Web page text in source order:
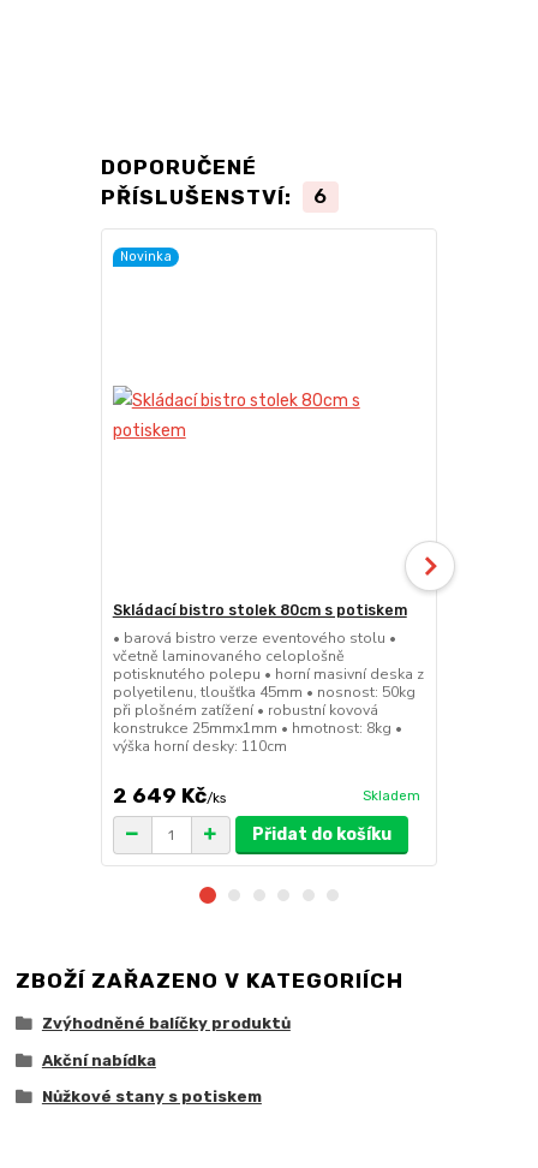
DOPORUČENÉ
PŘÍSLUŠENSTVÍ:
6
Novinka
Skládací bistro stolek 80cm s potiskem
• barová bistro verze eventového stolu •
včetně laminovaného celoplošně
potisknutého polepu • horní masivní deska z
polyetilenu, tloušťka 45mm • nosnost: 50kg
při plošném zatížení • robustní kovová
konstrukce 25mmx1mm • hmotnost: 8kg •
výška horní desky: 110cm
2 649 Kč/ks Skladem
Přidat do košíku
ZBOŽÍ ZAŘAZENO V KATEGORIÍCH
Zvýhodněné balíčky produktů
Akční nabídka
Nůžkové stany s potiskem